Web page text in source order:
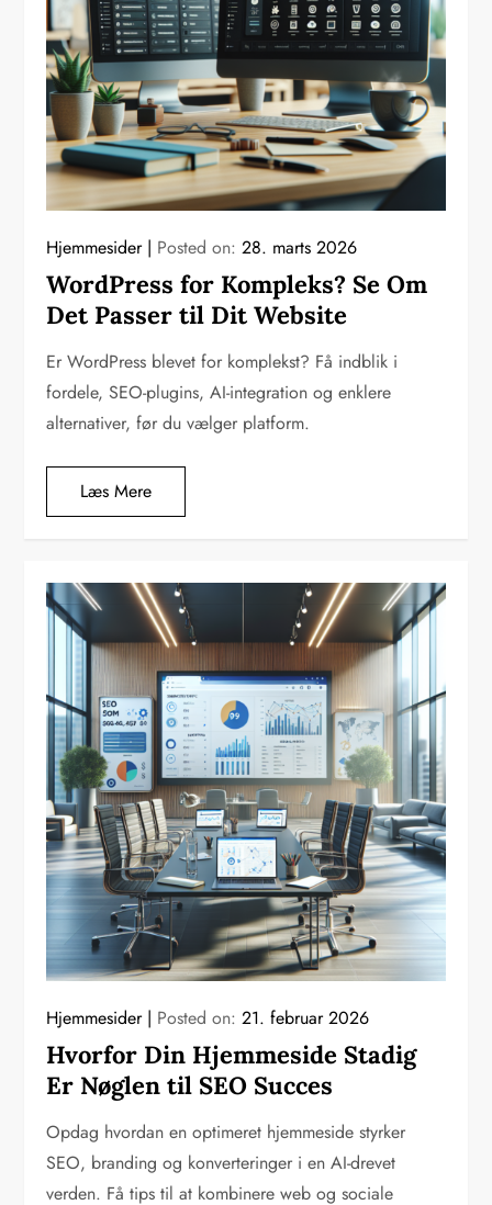
Hjemmesider Posted on:28. marts 2026
WordPress for Kompleks? Se Om
Det Passer til Dit Website
Er WordPress blevet for komplekst? Få indblik i
fordele, SEO-plugins, AI-integration og enklere
alternativer, før du vælger platform.
Læs Mere
Hjemmesider Posted on:21. februar 2026
Hvorfor Din Hjemmeside Stadig
Er Nøglen til SEO Succes
Opdag hvordan en optimeret hjemmeside styrker
SEO, branding og konverteringer i en AI-drevet
verden. Få tips til at kombinere web og sociale